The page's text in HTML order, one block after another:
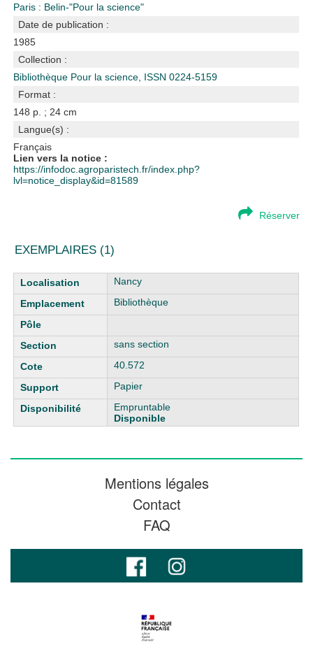
Paris : Belin-"Pour la science"
Date de publication :
1985
Collection :
Bibliothèque Pour la science, ISSN 0224-5159
Format :
148 p. ; 24 cm
Langue(s) :
Français
Lien vers la notice :
https://infodoc.agroparistech.fr/index.php?
lvl=notice_display&id=81589
Réserver
EXEMPLAIRES (1)
Liste des exemplaires
Nancy
Bibliothèque
sans section
40.572
Papier
Empruntable
Disponible
Mentions légales
Contact
FAQ